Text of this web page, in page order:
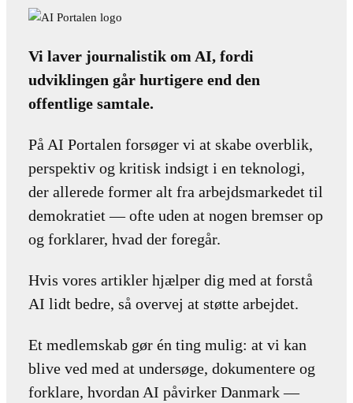
Vi laver journalistik om AI, fordi
udviklingen går hurtigere end den
offentlige samtale.
På AI Portalen forsøger vi at skabe overblik,
perspektiv og kritisk indsigt i en teknologi,
der allerede former alt fra arbejdsmarkedet til
demokratiet — ofte uden at nogen bremser op
og forklarer, hvad der foregår.
Hvis vores artikler hjælper dig med at forstå
AI lidt bedre, så overvej at støtte arbejdet.
Et medlemskab gør én ting mulig: at vi kan
blive ved med at undersøge, dokumentere og
forklare, hvordan AI påvirker Danmark —